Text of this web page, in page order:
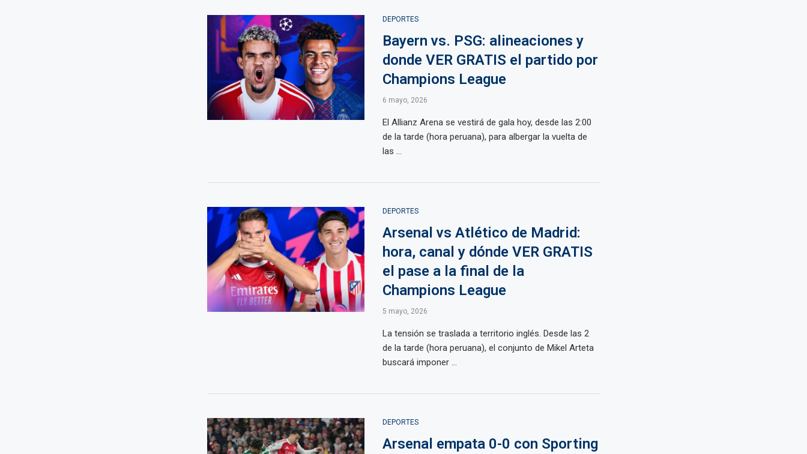
DEPORTES
Bayern vs. PSG: alineaciones y
donde VER GRATIS el partido por
Champions League
6 mayo, 2026
El Allianz Arena se vestirá de gala hoy, desde las 2:00
de la tarde (hora peruana), para albergar la vuelta de
las ...
DEPORTES
Arsenal vs Atlético de Madrid:
hora, canal y dónde VER GRATIS
el pase a la final de la
Champions League
5 mayo, 2026
La tensión se traslada a territorio inglés. Desde las 2
de la tarde (hora peruana), el conjunto de Mikel Arteta
buscará imponer ...
DEPORTES
Arsenal empata 0-0 con Sporting